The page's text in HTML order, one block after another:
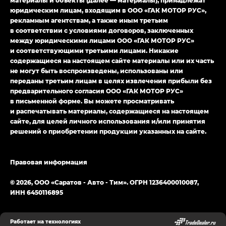
Empow — Эмпау (Empow) в комплектации
Джи Эс — GS, Джи Эль с элементы экстерьера
в спортивном стиле — GL(S-Style)
юридическим лицам, входящим в ООО «ГАК МОТОР РУС»,
рекламным агентствам, а также иным третьим
в соответствии с условиями договоров, заключенных
между юридическими лицами ООО «ГАК МОТОР РУС»
и соответствующими третьими лицами. Никакие
содержащиеся на настоящем сайте материалы или их часть
не могут быть воспроизведены, использованы или
переданы третьим лицам в целях извлечения прибыли без
предварительного согласия ООО «ГАК МОТОР РУС»
в письменной форме. Вы можете просматривать
и распечатывать материалы, содержащиеся на настоящем
сайте, для целей личного использования и/или принятия
решений о приобретении продукции указанных на сайте.
© 2026, ООО «Саратов - Авто - Тим». ОГРН 1236400010087,
ИНН 6450116895
Правовая информация
Работает на технологиях